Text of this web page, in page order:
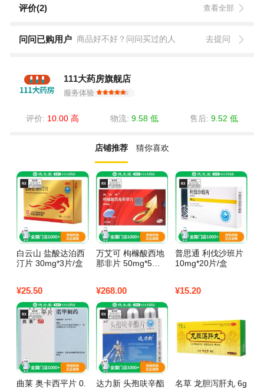
评价(2) 查看全部
问问已购用户 商品好不好？问问买过的人 去提问
111大药房旗舰店
服务体验
评价: 10.00 高 物流: 9.58 低 售后:9.52 低
店铺推荐 猜你喜欢
白云山 盐酸达泊西
汀片 30mg*3片/盒
¥25.50
万艾可 枸橼酸西地
那非片 50mg*5片/
¥268.00
普思通 利伐沙班片
10mg*20片/盒
¥15.20
曲莱 奥卡西平片 0. 达力新 头孢呋辛酯 名草 龙胆泻肝丸 6g